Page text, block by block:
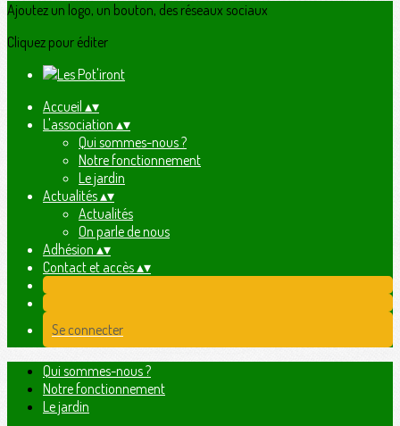
Ajoutez un logo, un bouton, des réseaux sociaux
Cliquez pour éditer
Accueil ▴▾
L'association ▴▾
Qui sommes-nous ?
Notre fonctionnement
Le jardin
Actualités▴▾
Actualités
On parle de nous
Adhésion ▴▾
Contact et accès▴▾
Se connecter
Qui sommes-nous ?
Notre fonctionnement
Le jardin